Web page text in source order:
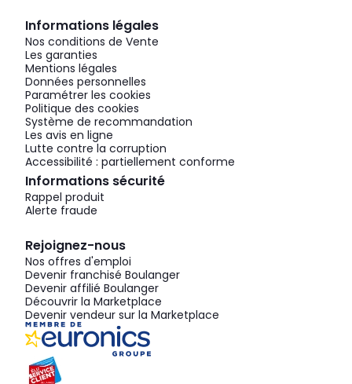
Informations légales
Nos conditions de Vente
Les garanties
Mentions légales
Données personnelles
Paramétrer les cookies
Politique des cookies
Système de recommandation
Les avis en ligne
Lutte contre la corruption
Accessibilité : partiellement conforme
Informations sécurité
Rappel produit
Alerte fraude
Rejoignez-nous
Nos offres d'emploi
Devenir franchisé Boulanger
Devenir affilié Boulanger
Découvrir la Marketplace
Devenir vendeur sur la Marketplace